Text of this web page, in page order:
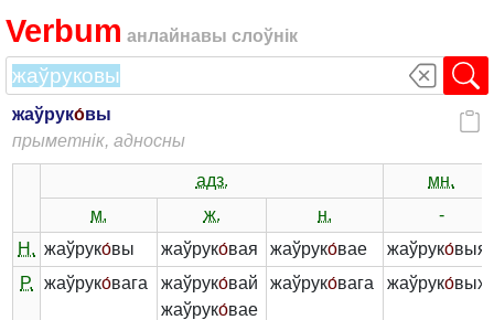
Verbum анлайнавы слоўнік
жаўруко́вы
прыметнік, адносны
адз.
мн.
м.
ж. н.
-
Н. жаўруко́вы жаўруко́вая жаўруко́вае жаўруко́выя
Р.
жаўруко́вага жаўруко́вай
жаўруко́вае
жаўруко́вага жаўруко́вых